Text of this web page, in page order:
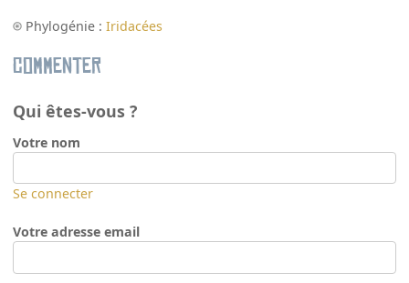
Phylogénie :Iridacées
Commenter
Qui êtes-vous ?
Votre nom
Se connecter
Votre adresse email